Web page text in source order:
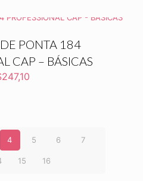
PONTA 184
CAP – BÁSICAS
247,10
4 5 6 7
15 16